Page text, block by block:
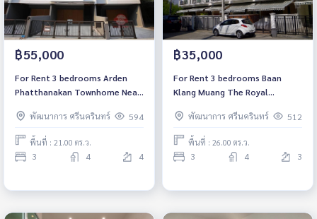
฿55,000
For Rent 3 bedrooms Arden
Phatthanakan Townhome Near
furnished Ready to move in
พัฒนาการ ศรีนครินทร์ 594
พื้นที่ : 21.00 ตร.ว.
3 4 4
฿35,000
For Rent 3 bedrooms Baan
Klang Muang The Royal
Townhouse Ready to move in
พัฒนาการ ศรีนครินทร์ 512
พื้นที่ : 26.00 ตร.ว.
3 4 3